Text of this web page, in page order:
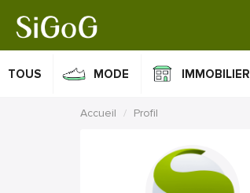
TOUS MODE IMMOBILIER
Accueil Profil